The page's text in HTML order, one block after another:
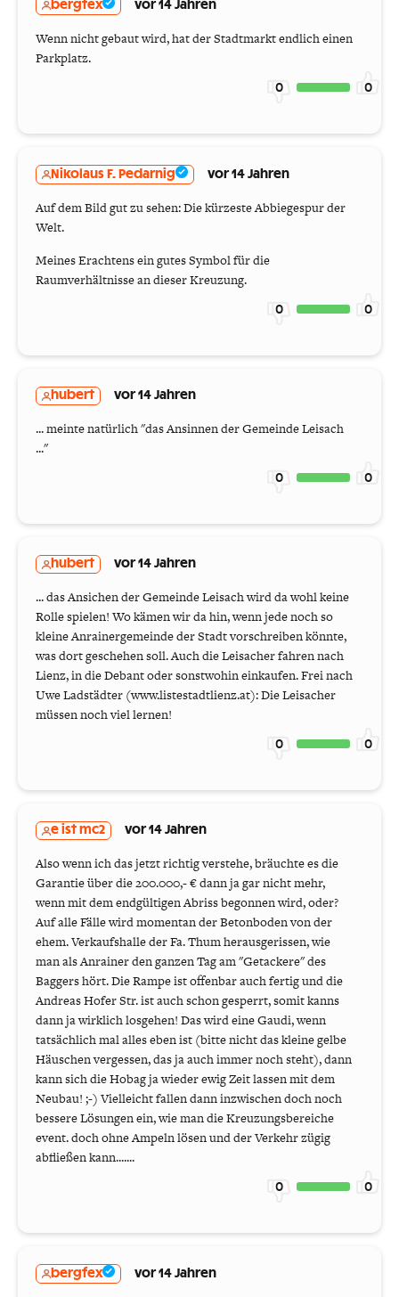
bergfex vor 14 Jahren
Wenn nicht gebaut wird, hat der Stadtmarkt endlich einen
Parkplatz.
0 0
Nikolaus F. Pedarnig vor 14 Jahren
Auf dem Bild gut zu sehen: Die kürzeste Abbiegespur der
Welt.
Meines Erachtens ein gutes Symbol für die
Raumverhältnisse an dieser Kreuzung.
0 0
hubert vor 14 Jahren
... meinte natürlich "das Ansinnen der Gemeinde Leisach
..."
0 0
hubert vor 14 Jahren
... das Ansichen der Gemeinde Leisach wird da wohl keine
Rolle spielen! Wo kämen wir da hin, wenn jede noch so
kleine Anrainergemeinde der Stadt vorschreiben könnte,
was dort geschehen soll. Auch die Leisacher fahren nach
Lienz, in die Debant oder sonstwohin einkaufen. Frei nach
Uwe Ladstädter (www.listestadtlienz.at): Die Leisacher
müssen noch viel lernen!
0 0
e ist mc2 vor 14 Jahren
Also wenn ich das jetzt richtig verstehe, bräuchte es die
Garantie über die 200.000,- € dann ja gar nicht mehr,
wenn mit dem endgültigen Abriss begonnen wird, oder?
Auf alle Fälle wird momentan der Betonboden von der
ehem. Verkaufshalle der Fa. Thum herausgerissen, wie
man als Anrainer den ganzen Tag am "Getackere" des
Baggers hört. Die Rampe ist offenbar auch fertig und die
Andreas Hofer Str. ist auch schon gesperrt, somit kanns
dann ja wirklich losgehen! Das wird eine Gaudi, wenn
tatsächlich mal alles eben ist (bitte nicht das kleine gelbe
Häuschen vergessen, das ja auch immer noch steht), dann
kann sich die Hobag ja wieder ewig Zeit lassen mit dem
Neubau! ;-) Vielleicht fallen dann inzwischen doch noch
bessere Lösungen ein, wie man die Kreuzungsbereiche
event. doch ohne Ampeln lösen und der Verkehr zügig
abfließen kann.......
0 0
bergfex vor 14 Jahren